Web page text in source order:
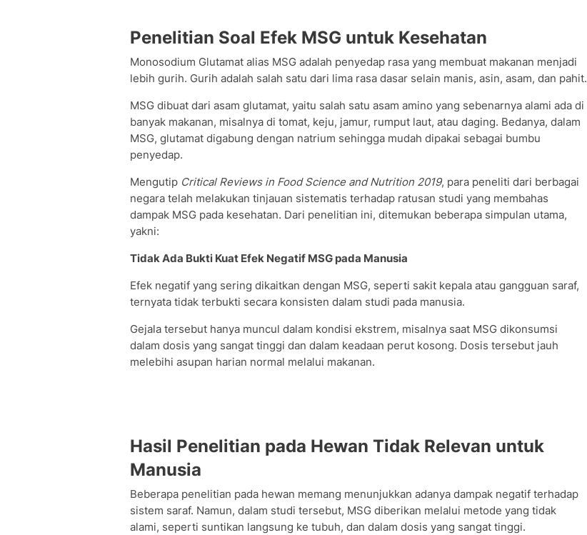
Penelitian Soal Efek MSG untuk Kesehatan
Monosodium Glutamat alias MSG adalah penyedap rasa yang membuat makanan menjadi
lebih gurih. Gurih adalah salah satu dari lima rasa dasar selain manis, asin, asam, dan pahit.
MSG dibuat dari asam glutamat, yaitu salah satu asam amino yang sebenarnya alami ada di
banyak makanan, misalnya di tomat, keju, jamur, rumput laut, atau daging. Bedanya, dalam
MSG, glutamat digabung dengan natrium sehingga mudah dipakai sebagai bumbu
penyedap.
Mengutip Critical Reviews in Food Science and Nutrition 2019, para peneliti dari berbagai
negara telah melakukan tinjauan sistematis terhadap ratusan studi yang membahas
dampak MSG pada kesehatan. Dari penelitian ini, ditemukan beberapa simpulan utama,
yakni:
Tidak Ada Bukti Kuat Efek Negatif MSG pada Manusia
Efek negatif yang sering dikaitkan dengan MSG, seperti sakit kepala atau gangguan saraf,
ternyata tidak terbukti secara konsisten dalam studi pada manusia.
Gejala tersebut hanya muncul dalam kondisi ekstrem, misalnya saat MSG dikonsumsi
dalam dosis yang sangat tinggi dan dalam keadaan perut kosong. Dosis tersebut jauh
melebihi asupan harian normal melalui makanan.
Hasil Penelitian pada Hewan Tidak Relevan untuk
Manusia
Beberapa penelitian pada hewan memang menunjukkan adanya dampak negatif terhadap
sistem saraf. Namun, dalam studi tersebut, MSG diberikan melalui metode yang tidak
alami, seperti suntikan langsung ke tubuh, dan dalam dosis yang sangat tinggi.